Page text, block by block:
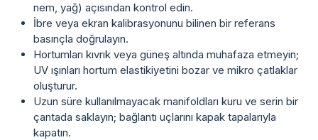
nem, yağ) açısından kontrol edin.
İbre veya ekran kalibrasyonunu bilinen bir referans
basınçla doğrulayın.
Hortumları kıvrık veya güneş altında muhafaza etmeyin;
UV ışınları hortum elastikiyetini bozar ve mikro çatlaklar
oluşturur.
Uzun süre kullanılmayacak manifoldları kuru ve serin bir
çantada saklayın; bağlantı uçlarını kapak tapalarıyla
kapatın.